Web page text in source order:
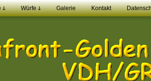
ↆ Würfe ↆ Galerie Kontakt